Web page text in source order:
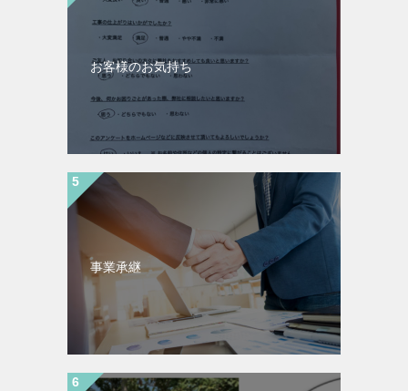
お客様のお気持ち
事業承継